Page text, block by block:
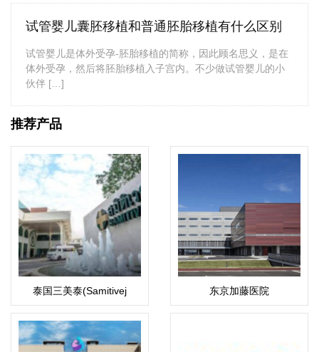
试管婴儿囊胚移植和普通胚胎移植有什么区别
试管婴儿是体外受孕-胚胎移植的简称，因此顾名思义，是在
体外受孕，然后将胚胎移植入子宫内。不少做试管婴儿的小
伙伴 […]
推荐产品
泰国三美泰(Samitivej
Hospital)
东京加藤医院